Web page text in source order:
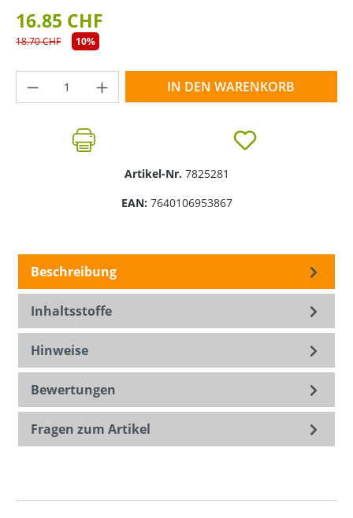
16.85 CHF
18.70 CHF 10%
Produkt Anzahl: Gib den gewünschten
IN DEN WARENKORB
Artikel-Nr. 7825281
EAN: 7640106953867
Beschreibung
Inhaltsstoffe
Hinweise
Bewertungen
Fragen zum Artikel